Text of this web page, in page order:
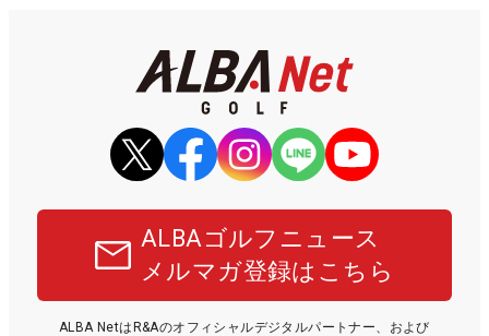
ALBAゴルフニュース
メルマガ登録はこちら
ALBA NetはR&Aのオフィシャルデジタルパートナー、および